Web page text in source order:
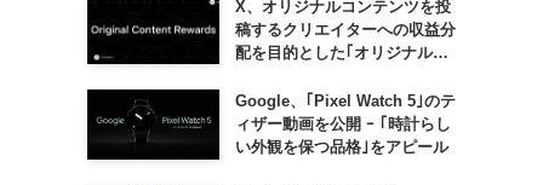
X、オリジナルコンテンツを投
稿するクリエイターへの収益分
配を目的とした｢オリジナルコ
入へ ｰ 従来の｢収益分配｣は廃
止
Google、｢Pixel Watch 5｣のテ
ィザー動画を公開 ｰ ｢時計らし
い外観を保つ品格｣をアピール